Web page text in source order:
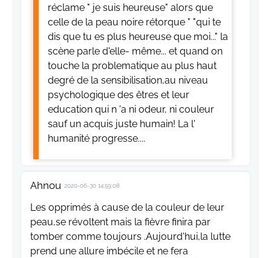
réclame " je suis heureuse" alors que
celle de la peau noire rétorque " "qui te
dis que tu es plus heureuse que moi..." la
scène parle d'elle- même... et quand on
touche la problematique au plus haut
degré de la sensibilisation,au niveau
psychologique des êtres et leur
education qui n 'a ni odeur, ni couleur
sauf un acquis juste humain! La l'
humanité progresse....
Ahnou 2020-06-30 14:59:08
Les opprimés à cause de la couleur de leur
peau,se révoltent mais la fièvre finira par
tomber comme toujours .Aujourd'hui,la lutte
prend une allure imbécile et ne fera